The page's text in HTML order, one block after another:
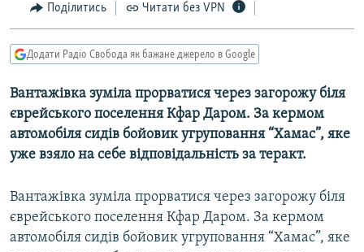
СПОРТ
УКРАЇНА
ТИ ЯК?
СХЕМИ
МУЛЬТИМЕДІА
ФОТО
СПЕЦПРОЄКТИ
ПОДКАСТИ
КРИМ РЕАЛІЇ
Поділитись Читати без VPN
Додати Радіо Свобода як бажане джерело в Google
Вантажівка зуміла прорватися через загорожу біля
єврейського поселення Кфар Даром. За кермом
автомобіля сидів бойовик угруповання “Хамас”, яке
уже взяло на себе відповідальність за теракт.
Вантажівка зуміла прорватися через загорожу біля
єврейського поселення Кфар Даром. За кермом
автомобіля сидів бойовик угруповання “Хамас”, яке